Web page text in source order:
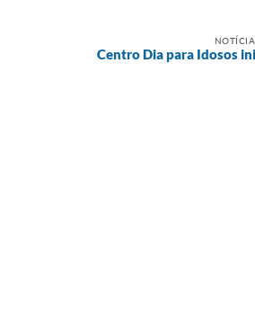
Centro Dia para Idosos